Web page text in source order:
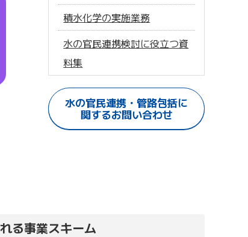
積水化学の実施業務
水の官民連携検討に役立つ資
料集
水の官民連携・管路包括に
関するお問い合わせ
る事業スキーム